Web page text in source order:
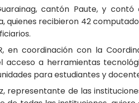
cantón Paute, y
quienes recibieron 42
en coordinación con la
a herramientas
para estudiantes y
representante de las